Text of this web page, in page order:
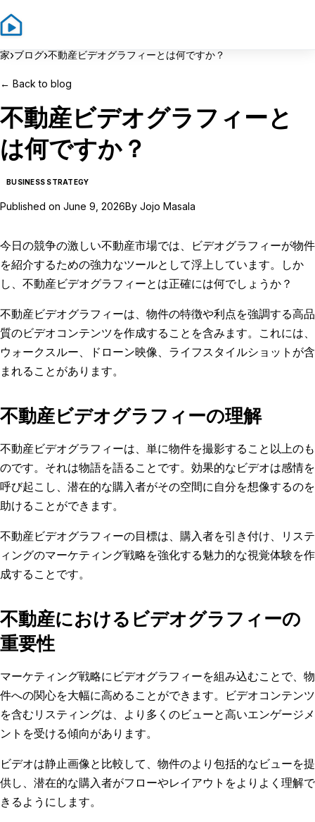
家›ブログ›不動産ビデオグラフィーとは何ですか？
← Back to blog
不動産ビデオグラフィーと
は何ですか？
BUSINESS STRATEGY
Published on June 9, 2026By Jojo Masala
今日の競争の激しい不動産市場では、ビデオグラフィーが物件
を紹介するための強力なツールとして浮上しています。しか
し、不動産ビデオグラフィーとは正確には何でしょうか？
不動産ビデオグラフィーは、物件の特徴や利点を強調する高品
質のビデオコンテンツを作成することを含みます。これには、
ウォークスルー、ドローン映像、ライフスタイルショットが含
まれることがあります。
不動産ビデオグラフィーの理解
不動産ビデオグラフィーは、単に物件を撮影すること以上のも
のです。それは物語を語ることです。効果的なビデオは感情を
呼び起こし、潜在的な購入者がその空間に自分を想像するのを
助けることができます。
不動産ビデオグラフィーの目標は、購入者を引き付け、リステ
ィングのマーケティング戦略を強化する魅力的な視覚体験を作
成することです。
不動産におけるビデオグラフィーの
重要性
マーケティング戦略にビデオグラフィーを組み込むことで、物
件への関心を大幅に高めることができます。ビデオコンテンツ
を含むリスティングは、より多くのビューと高いエンゲージメ
ントを受ける傾向があります。
ビデオは静止画像と比較して、物件のより包括的なビューを提
供し、潜在的な購入者がフローやレイアウトをよりよく理解で
きるようにします。